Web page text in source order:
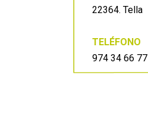
22364. Tella
TELÉFONO
974 34 66 77